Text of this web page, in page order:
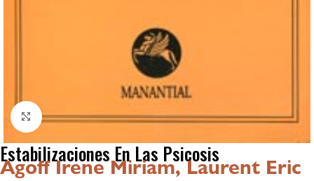
Click to enlarge
Estabilizaciones En Las Psicosis
Agoff Irene Miriam, Laurent Eric